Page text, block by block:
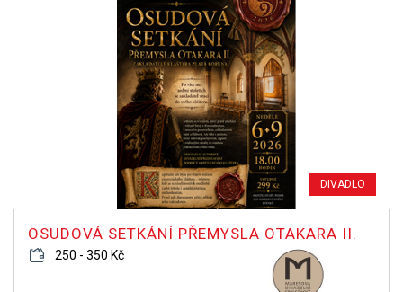
DIVADLO
OSUDOVÁ SETKÁNÍ PŘEMYSLA OTAKARA II.
250 - 350 Kč